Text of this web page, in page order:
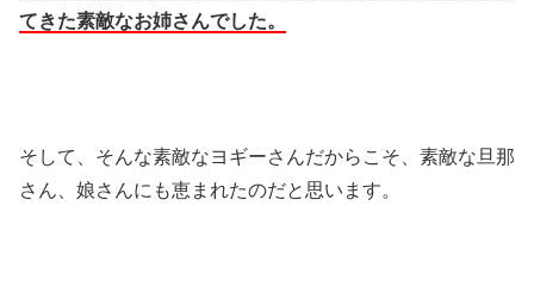
てきた素敵なお姉さんでした。
そして、そんな素敵なヨギーさんだからこそ、素敵な旦那
さん、娘さんにも恵まれたのだと思います。